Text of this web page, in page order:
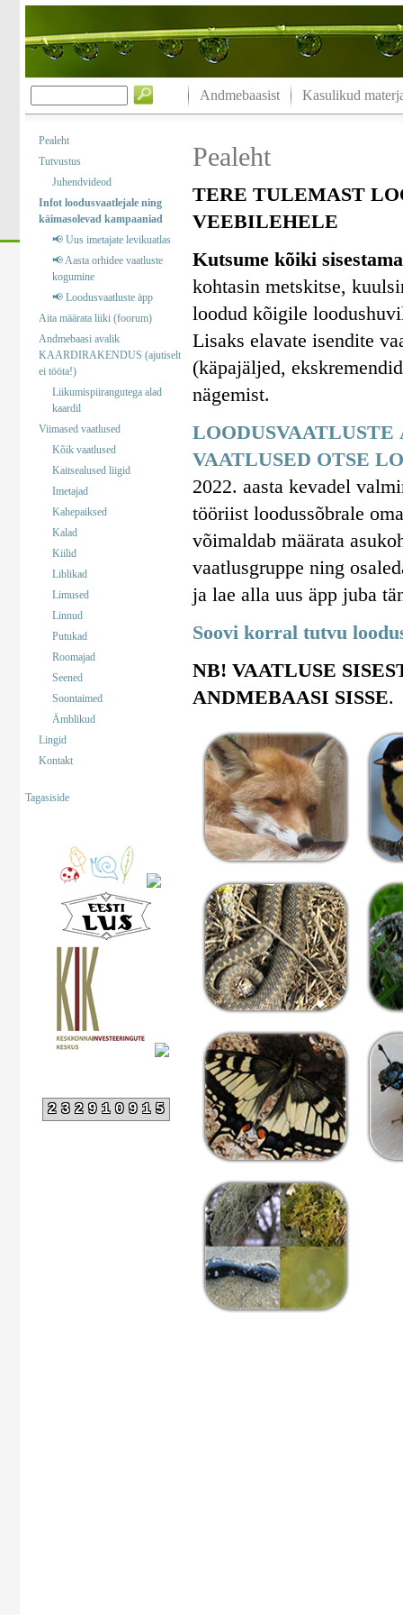
Andmebaasist Kasulikud
Pealeht
Tutvustus
Juhendvideod
Infot loodusvaatlejale ning
käimasolevad kampaaniad
📢 Uus imetajate levikuatlas
📢 Aasta orhidee vaatluste
kogumine
📢 Loodusvaatluste äpp
Aita määrata liiki (foorum)
Andmebaasi avalik
KAARDIRAKENDUS (ajutiselt
ei tööta!)
Liikumispiirangutega alad
kaardil
Viimased vaatlused
Kõik vaatlused
Kaitsealused liigid
Imetajad
Kahepaiksed
Kalad
Kiilid
Liblikad
Limused
Linnud
Putukad
Roomajad
Seened
Soontaimed
Ämblikud
Lingid
Kontakt
Tagasiside
232910915
Pealeht
TERE TULEMAST
VEEBILEHELE
Kutsume kõiki
kohtasin metskitse,
loodud kõigile
Lisaks elavate isendite
(käpajäljed,
nägemist.
VAATLUSED OTSE
2022. aasta kevadel
tööriist loodussõbrale
võimaldab määrata
vaatlusgruppe ning
ja lae alla uus äpp juba
Soovi korral tutvu
NB! VAATLUSE
ANDMEBAASI SISSE.